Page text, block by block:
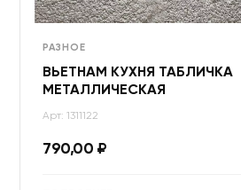
РАЗНОЕ
ВЬЕТНАМ КУХНЯ ТАБЛИЧКА
МЕТАЛЛИЧЕСКАЯ
Арт: 1311122
790,00 ₽